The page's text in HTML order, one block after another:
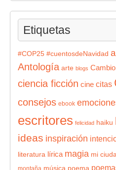
Etiquetas
#COP25 #cuentosdeNavidad
Antología arte blogs
ciencia ficción cine citas
consejos ebook
escritores felicidad haiku
ideas inspiración
literatura lírica magia mi
montaña música poema